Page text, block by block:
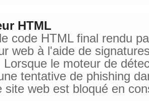
HTML
code HTML final rendu
web à l'aide de
Lorsque le moteur de
tentative de phishing
site web est bloqué en